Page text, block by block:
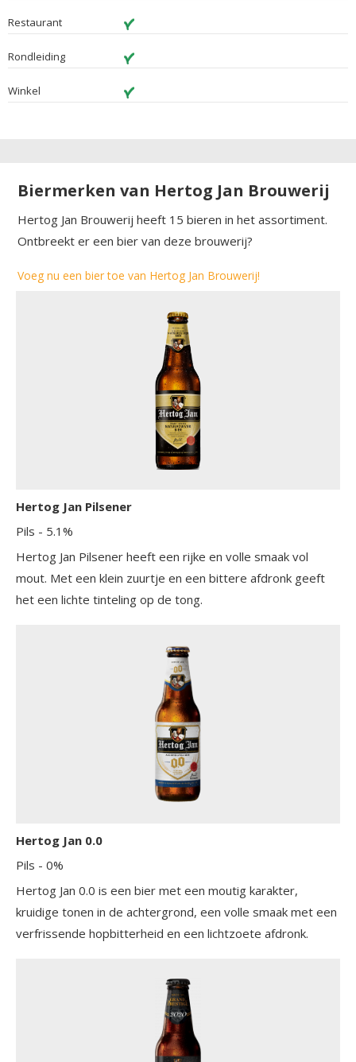
Restaurant
Rondleiding
Winkel
Biermerken van Hertog Jan Brouwerij
Hertog Jan Brouwerij heeft 15 bieren in het assortiment.
Ontbreekt er een bier van deze brouwerij?
Voeg nu een bier toe van Hertog Jan Brouwerij!
Hertog Jan Pilsener
Pils - 5.1%
Hertog Jan Pilsener heeft een rijke en volle smaak vol
mout. Met een klein zuurtje en een bittere afdronk geeft
het een lichte tinteling op de tong.
Hertog Jan 0.0
Pils - 0%
Hertog Jan 0.0 is een bier met een moutig karakter,
kruidige tonen in de achtergrond, een volle smaak met een
verfrissende hopbitterheid en een lichtzoete afdronk.